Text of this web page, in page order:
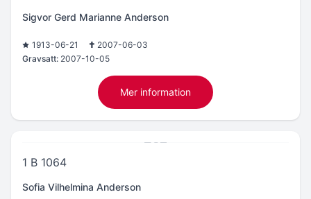
Sigvor Gerd Marianne Anderson
1913-06-21
2007-06-03
Gravsatt: 2007-10-05
Mer information
1 B 1064
Sofia Vilhelmina Anderson